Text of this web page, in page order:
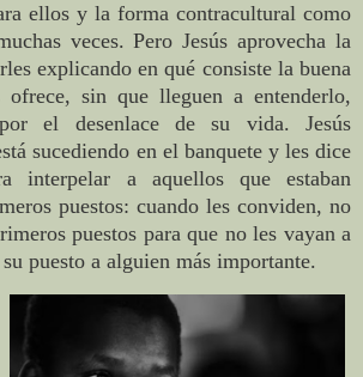
ellos y la forma contracultural como
veces. Pero Jesús aprovecha la
explicando en qué consiste la buena
sin que lleguen a entenderlo,
el desenlace de su vida. Jesús
sucediendo en el banquete y les dice
interpelar a aquellos que estaban
puestos: cuando les conviden, no
puestos para que no les vayan a
puesto a alguien más importante.